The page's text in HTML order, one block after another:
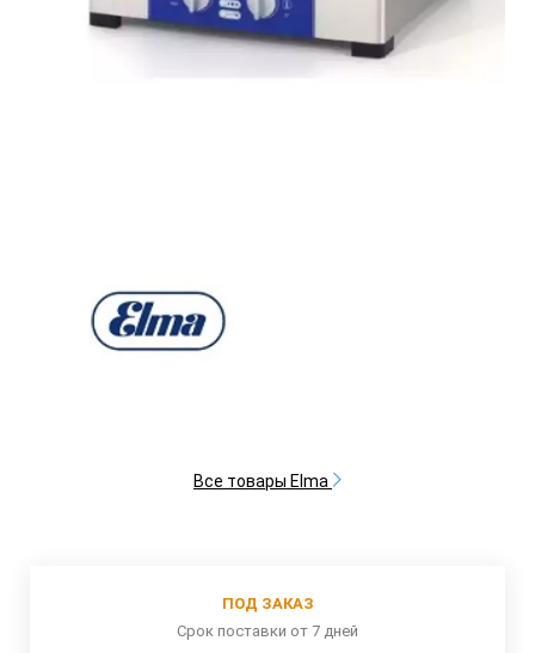
Все товары Elma
ПОД ЗАКАЗ
Срок поставки от 7 дней